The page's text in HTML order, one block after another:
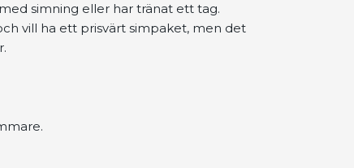
simning eller har tränat ett tag.
vill ha ett prisvärt simpaket, men det